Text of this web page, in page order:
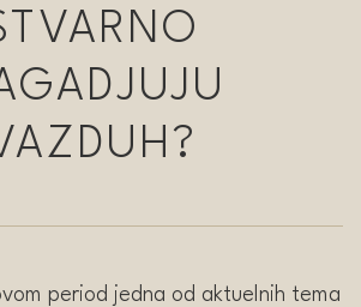
period jedna od aktuelnih tema